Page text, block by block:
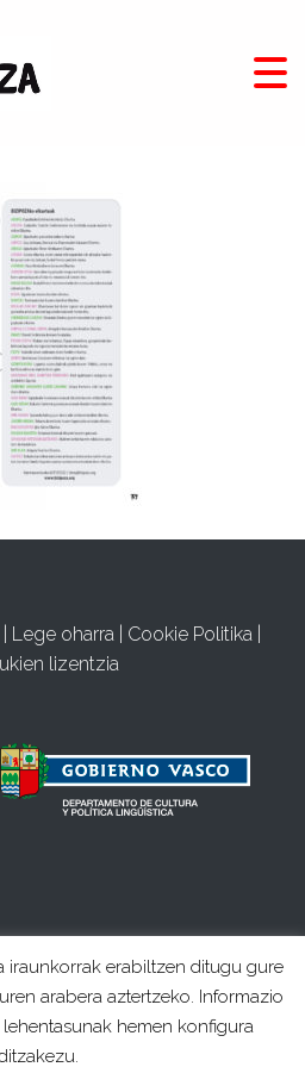
Lege oharra Cookie Politika
lizentzia
iraunkorrak erabiltzen ditugu gure
arabera aztertzeko. Informazio
hemen konfigura